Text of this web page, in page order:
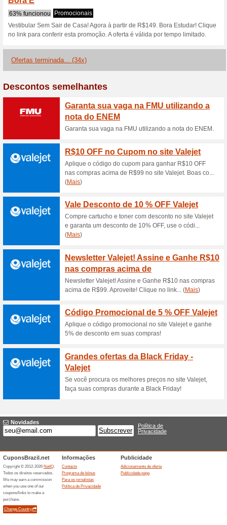
Faça parte do time Unopar e
HOME > CURSOS.
Cursos para
R$99,
100% funcionou
Faça como nossos alunos.
mercado de trabalho.
Benefício Samsung -
Promocionais
Benefício Samsung - Até
Benefcio Samsung
Benefício Samsung - Até
Graduação a